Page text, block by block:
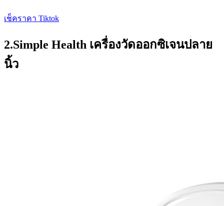
เช็คราคา Tiktok
2.Simple Health เครื่องวัดออกซิเจนปลาย
นิ้ว